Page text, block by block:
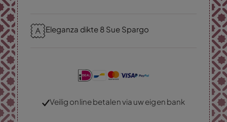
Eleganza dikte 8 Sue Spargo
Veilig online betalen via uw eigen bank